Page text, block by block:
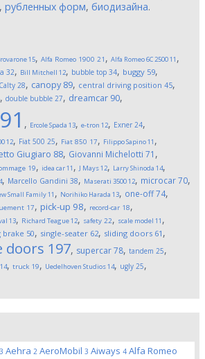
, рубленных форм, биодизайна.
15, Alfa Romeo 1900 21 , Alfa Romeo 6C 250011 ,
32, Bill Mitchell 12, bubble top 34, buggy 59,
Calty 28, canopy 89, central driving position 45,
, double bubble 27, dreamcar 90,
, Ercole Spada 13, e-tron 12, Exner 24,
12, Fiat 500 25, Fiat 850 17, Filippo Sapino11 ,
Giugiaro 88, Giovanni Michelotti 71 ,
19, idea car11 , J Mays12, Larry Shinoda 14,
, Marcello Gandini 38, Maserati 350012, microcar70,
Small Family11 , Norihiko Harada 13, one-off74,
17, pick-up 98, record-car 18,
13, Richard Teague12, safety 22, scale model 11 ,
brake 50, single-seater 62, sliding doors 61 ,
doors 197, supercar78, tandem 25,
14, truck 19, Uedelhoven Studios14, ugly 25,
Aehra 2 AeroMobil 3 Aiways 4 Alfa Romeo